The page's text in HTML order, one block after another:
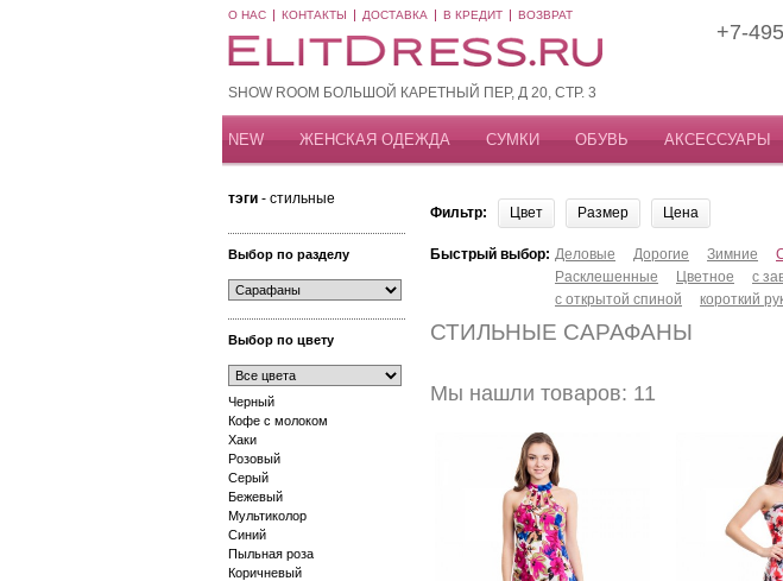
О НАС КОНТАКТЫ ДОСТАВКА В КРЕДИТ ВОЗВРАТ
SHOW ROOM БОЛЬШОЙ КАРЕТНЫЙ ПЕР, Д 20, СТР. 3
+7-
NEW ЖЕНСКАЯ ОДЕЖДА СУМКИ ОБУВЬ АКСЕССУАРЫ
тэги - стильные
Выбор по разделу
Выбор по цвету
Черный
Кофе с молоком
Хаки
Розовый
Серый
Бежевый
Мультиколор
Синий
Пыльная роза
Коричневый
Фильтр: Цвет Размер Цена
Быстрый выбор: Деловые Дорогие Зимние
Расклешенные
Цветное с
с открытой спиной
короткий
СТИЛЬНЫЕ САРАФАНЫ
Мы нашли товаров: 11